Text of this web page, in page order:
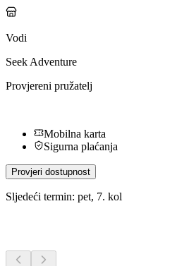
Vodi
Seek Adventure
Provjereni pružatelj
Mobilna karta
Sigurna plaćanja
Provjeri dostupnost
Sljedeći termin: pet, 7. kol